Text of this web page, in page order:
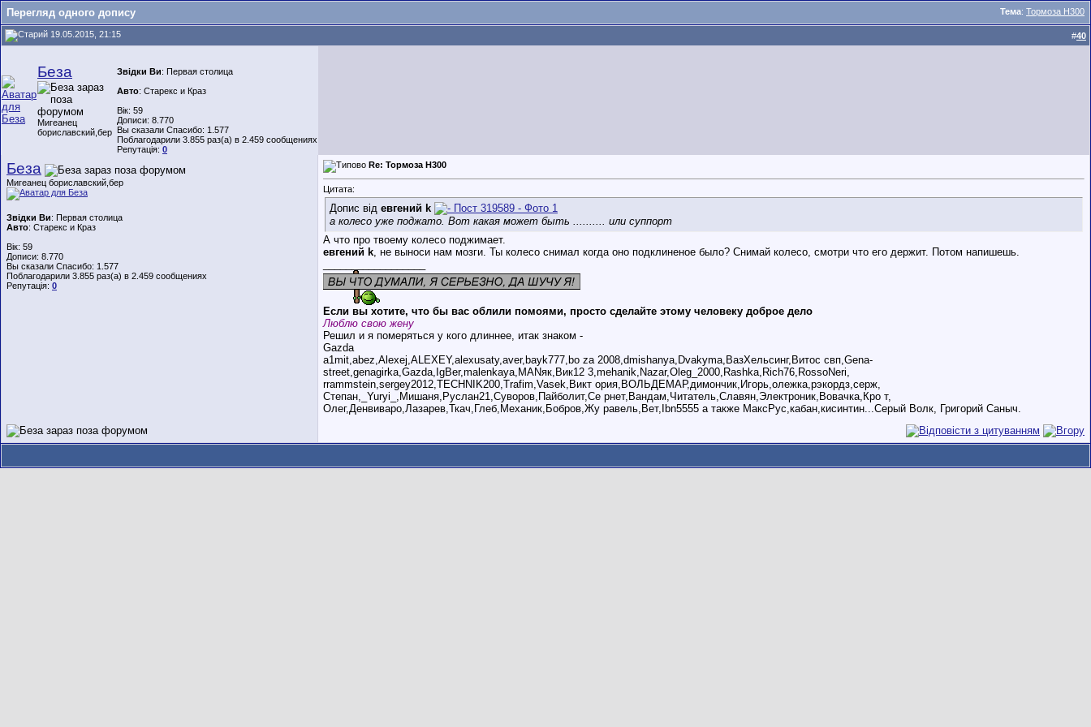
Тема: Тормоза Н300
Перегляд одного допису
19.05.2015, 21:15 #40
Беза
Мигеанец
бориславский,бер
Звідки Ви: Первая столица
Авто: Старекс и Краз
Вік: 59
Дописи: 8.770
Вы сказали Спасибо: 1.577
Поблагодарили 3.855 раз(а) в 2.459 сообщениях
Репутація: 0
Беза
Мигеанец бориславский,бер
Звідки Ви: Первая столица
Авто: Старекс и Краз
Вік: 59
Дописи: 8.770
Вы сказали Спасибо: 1.577
Поблагодарили 3.855 раз(а) в 2.459 сообщениях
Репутація: 0
Re: Тормоза Н300
Цитата:
Допис від евгений k
а колесо уже поджато. Вот какая может быть .......... или суппорт
А что про твоему колесо поджимает.
евгений k, не выноси нам мозги. Ты колесо снимал когда оно подклиненое было? Снимай колесо, смотри что его держит. Потом напишешь.
Если вы хотите, что бы вас облили помоями, просто сделайте этому человеку доброе дело
Люблю свою жену
Решил и я померяться у кого длиннее, итак знаком -
Gazda
a1mit,abez,Alexej,ALEXEY,alexusaty,aver,bayk777,bo za 2008,dmishanya,Dvakyma,ВазХельсинг,Витос свп,Gena-
street,genagirka,Gazda,IgBer,malenkaya,MANяк,Вик12 3,mehanik,Nazar,Oleg_2000,Rashka,Rich76,RossoNeri,
rrammstein,sergey2012,TECHNIK200,Trafim,Vasek,Викт ория,ВОЛЬДЕМАР,димончик,Игорь,олежка,рэкордз,серж,
Степан,_Yuryi_,Мишаня,Руслан21,Суворов,Пайболит,Се рнет,Вандам,Читатель,Славян,Электроник,Вовачка,Кро т,
Олег,Денвиваро,Лазарев,Ткач,Глеб,Механик,Бобров,Жу равель,Вет,Ibn5555 а также МаксРус,кабан,кисинтин...Серый Волк, Григорий Саныч.